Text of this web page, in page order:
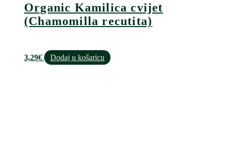
Organic Kamilica cvijet
(Chamomilla recutita)
3,29€ Dodaj u košaricu